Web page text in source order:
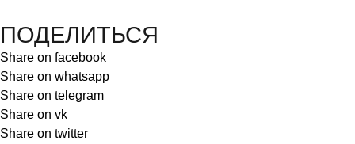
ПОДЕЛИТЬСЯ
Share on facebook
Share on whatsapp
Share on telegram
Share on vk
Share on twitter